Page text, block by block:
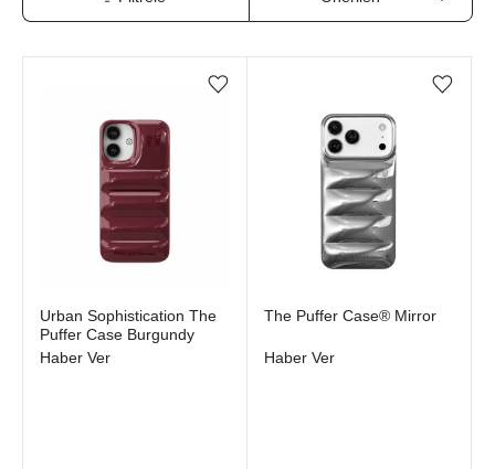
hayatının her alanında bir arada arayanlar için tasarlanan Urban
Sophistication ürünlerini sutore ayrıcalığıyla keşfedebilirsiniz.
Favorilere ekle/çıkar
Stokta yok
Urban Sophistication The
Puffer Case Burgundy
Haber Ver
Favorilere ekle/çıkar
Stokta yok
The Puffer Case® Mirror
Haber Ver